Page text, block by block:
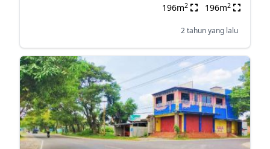
196m2 196m2
2 tahun yang lalu